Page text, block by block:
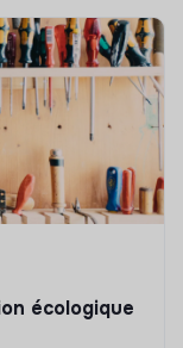
écologique